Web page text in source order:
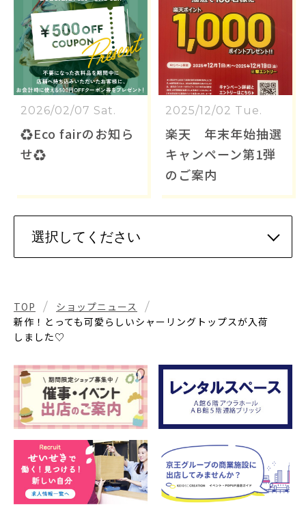
2026/02/07 Sat.
♻️Eco fairのお知ら
せ♻️
2025/12/02 Tue.
楽天 年末年始抽選
キャンペーン第1弾
のご案内
TOP
ショップニュース
新作！とっても可愛らしいシャーリングトップスが入荷
しました♡